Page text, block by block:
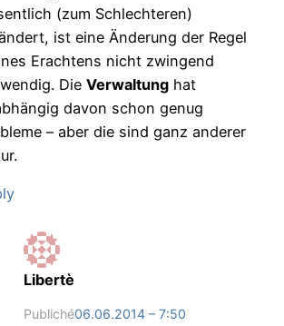
(zum Schlechteren)
ist eine Änderung der Regel
Erachtens nicht zwingend
Die Verwaltunghat
davon schon genug
– aber die sind ganz anderer
Libertè
Publiché06.06.2014 – 7:50